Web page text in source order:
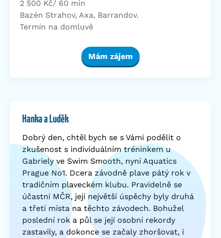
2 500 Kč/ 60 min
Bazén Strahov, Axa, Barrandov.
Termín na domluvě
Mám zájem
Hanka a Luděk
Dobrý den, chtěl bych se s Vámi podělit o
zkušenost s individuálním tréninkem u
Gabriely ve Swim Smooth, nyní Aquatics
Prague No1. Dcera závodně plave pátý rok v
tradičním plaveckém klubu. Pravidelně se
účastní MČR, její největší úspěchy byly druhá
a třetí místa na těchto závodech. Bohužel
poslední rok a půl se její osobní rekordy
zastavily, a dokonce se začaly zhoršovat, i